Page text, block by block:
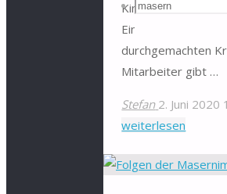
Suche
Suchen
nach:
Kinder und
Einrichtungen bei
durchgemachten
Mitarbeiter gibt …
Stefan 2. Juni 2020
weiterlesen